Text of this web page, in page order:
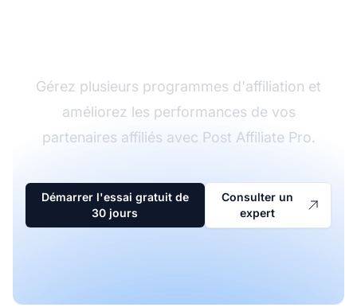
Gérez plusieurs programmes d'affiliation et
améliorez les performances de vos
partenaires affiliés avec Post Affiliate Pro.
Démarrer l'essai gratuit de
30 jours
Consulter un
expert